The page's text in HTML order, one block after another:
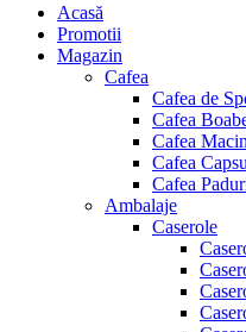
Menu
Acasă
Promotii
Magazin
Cafea
Cafea de
Cafea
Cafea
Cafea
Cafea
Ambalaje
Caserole